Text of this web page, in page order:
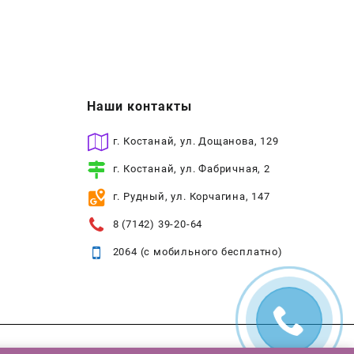
Наши контакты
г. Костанай, ул. Дощанова, 129
г. Костанай, ул. Фабричная, 2
г. Рудный, ул. Корчагина, 147
8 (7142) 39-20-64
2064 (с мобильного бесплатно)